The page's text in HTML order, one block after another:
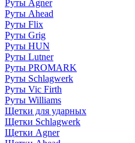
Руты Agner
Руты Ahead
Руты Flix
Руты Grig
Руты HUN
Руты Lutner
Руты PROMARK
Руты Schlagwerk
Руты Vic Firth
Руты Williams
Щетки для ударных
Щетки Schlagwerk
Щетки Agner